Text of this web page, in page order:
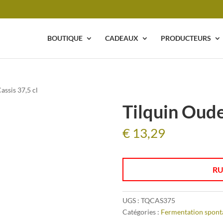
BOUTIQUE CADEAUX PRODUCTEURS
37,5 cl
Tilquin
€13,29
UGS : TQCAS375
Catégories : Fermentation